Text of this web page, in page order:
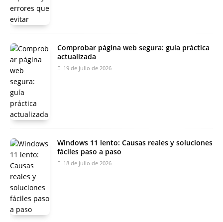
Comprobar página web segura: guía práctica
actualizada
19 de julio de 2026
Windows 11 lento: Causas reales y soluciones
fáciles paso a paso
18 de julio de 2026